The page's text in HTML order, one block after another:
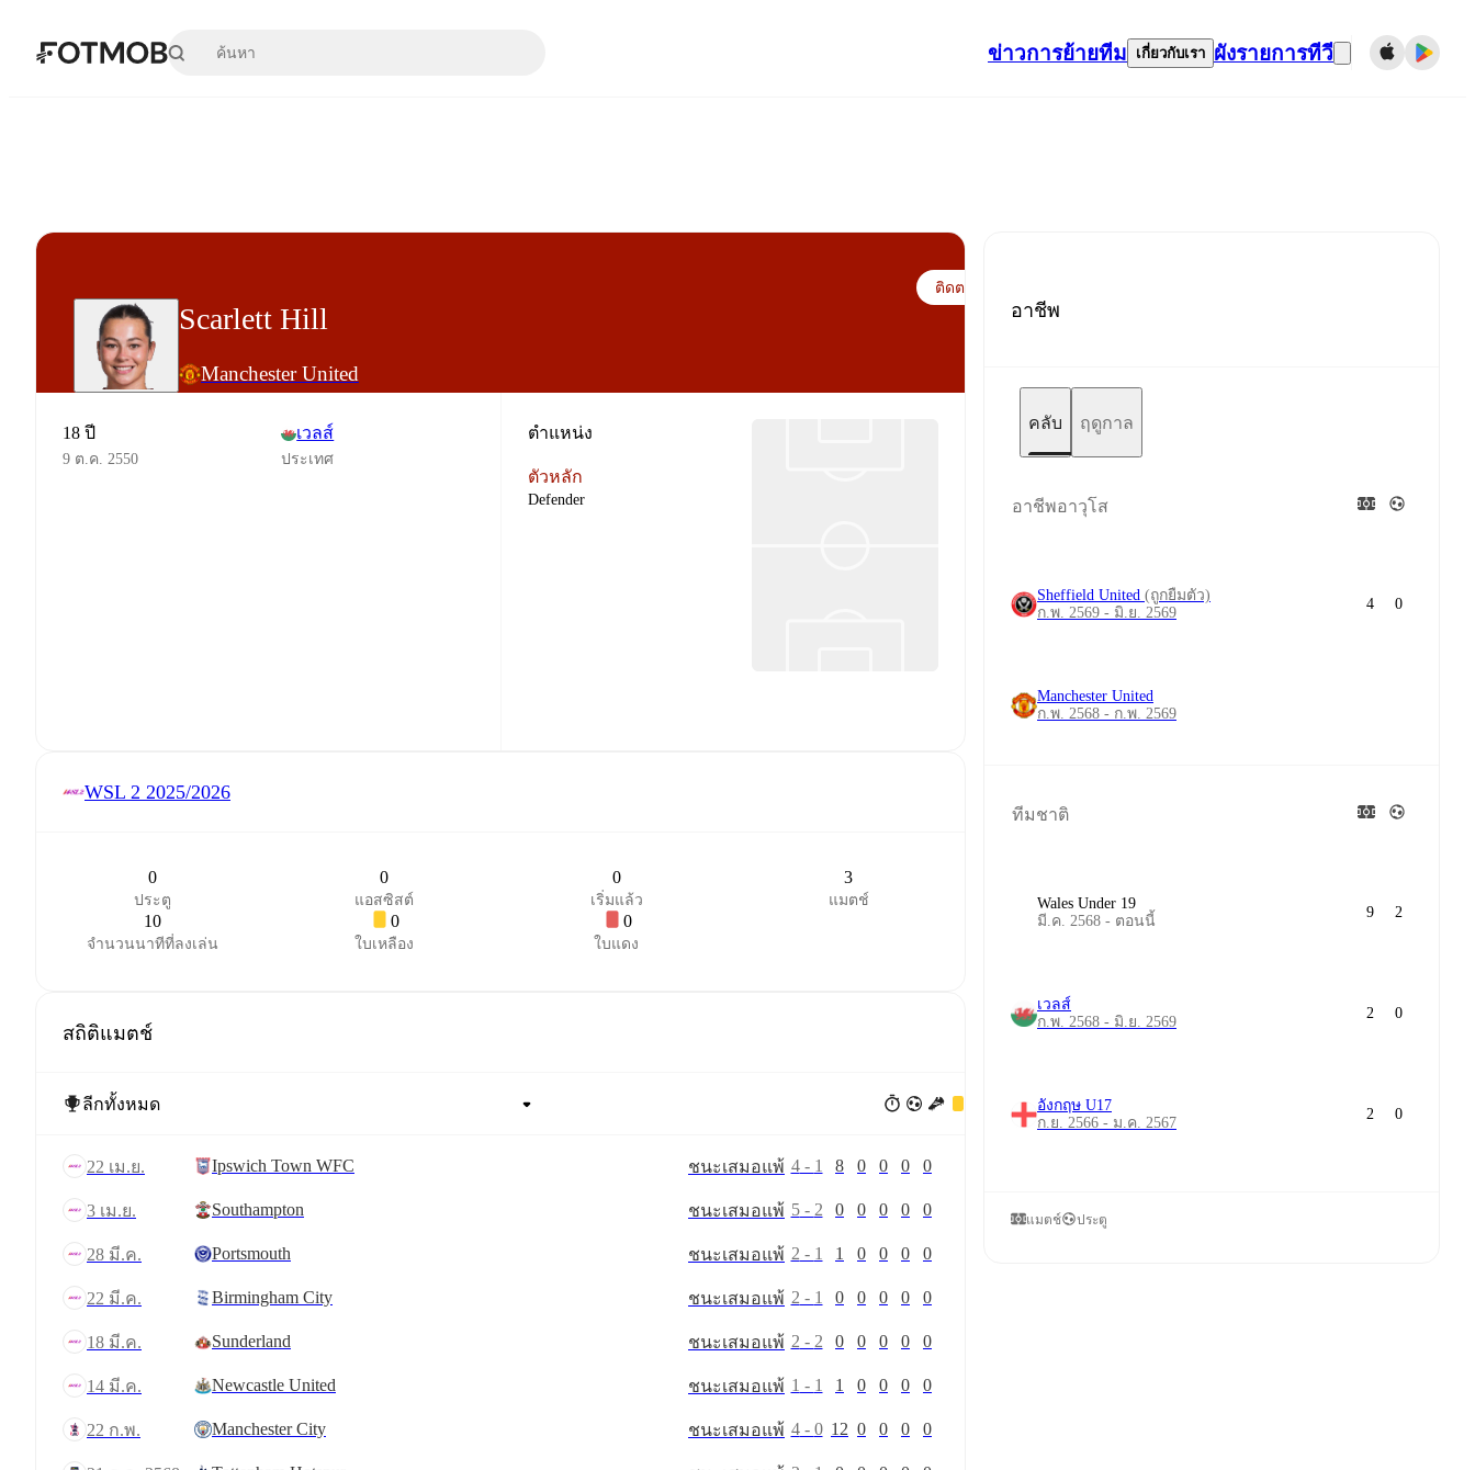
ข้ามไปยังเนื้อหาหลัก
ข่าวการย้ายทีม เกี่ยวกับเรา ผังรายการทีวี
Scarlett Hill
Manchester United
ติดตาม
18 ปี
9 ต.ค. 2550
เวลส์
ประเทศ
ตำแหน่ง
ตัวหลัก
Defender
WSL 2 2025/2026
0
ประตู
0
แอสซิสต์
0
เริ่มแล้ว
3
แมตช์
10
จำนวนนาทีที่ลงเล่น
0
ใบเหลือง
0
ใบแดง
สถิติแมตช์
22 เม.ย. Ipswich Town WFC ชนะเสมอแพ้ 4- 1 8 0 0 0 0
3 เม.ย. Southampton ชนะเสมอแพ้ 5- 2 0 0 0 0 0
28 มี.ค. Portsmouth ชนะเสมอแพ้ 2 - 1 1 0 0 0 0
22 มี.ค. Birmingham City ชนะเสมอแพ้ 2 - 1 0 0 0 0 0
18 มี.ค. Sunderland ชนะเสมอแพ้ 2 - 2 0 0 0 0 0
14 มี.ค. Newcastle United ชนะเสมอแพ้ 1 - 1 1 0 0 0 0
22 ก.พ. Manchester City ชนะเสมอแพ้ 4- 0 12 0 0 0 0
อาชีพ
คลับ ฤดูกาล
อาชีพอาวุโส
Sheffield United (ถูกยืมตัว)
ก.พ. 2569 - มิ.ย. 2569
4 0
Manchester United
ก.พ. 2568 - ก.พ. 2569
ทีมชาติ
Wales Under 19
มี.ค. 2568 - ตอนนี้
9 2
เวลส์
ก.พ. 2568 - มิ.ย. 2569
2 0
อังกฤษ U17
ก.ย. 2566 - ม.ค. 2567
2 0
แมตช์ ประตู